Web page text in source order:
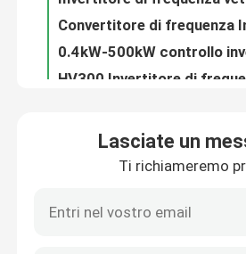
Controllo della qualità
Contattaci
Lasciate un
Ti richiameremo